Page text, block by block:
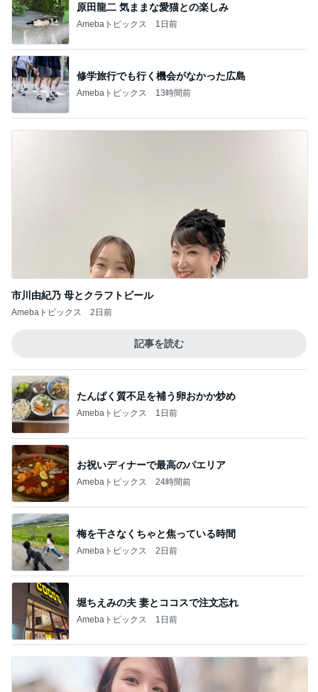
原田龍二 気ままな愛猫との楽しみ
Amebaトピックス 1日前
修学旅行でも行く機会がなかった広島
Amebaトピックス 13時間前
市川由紀乃 母とクラフトビール
Amebaトピックス 2日前
記事を読む
たんぱく質不足を補う卵おかか炒め
Amebaトピックス 1日前
お祝いディナーで最高のパエリア
Amebaトピックス 24時間前
梅を干さなくちゃと焦っている時間
Amebaトピックス 2日前
堀ちえみの夫 妻とココスで注文忘れ
Amebaトピックス 1日前